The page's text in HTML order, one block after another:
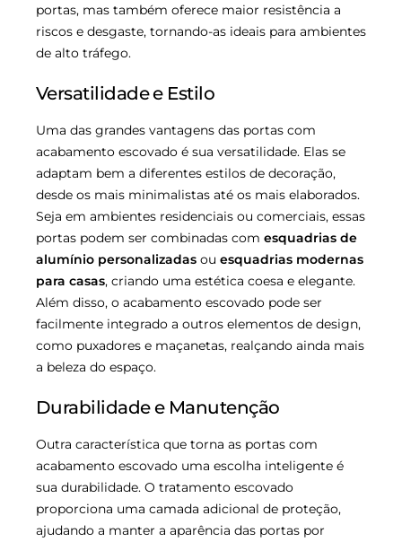
portas, mas também oferece maior resistência a
riscos e desgaste, tornando-as ideais para ambientes
de alto tráfego.
Versatilidade e Estilo
Uma das grandes vantagens das portas com
acabamento escovado é sua versatilidade. Elas se
adaptam bem a diferentes estilos de decoração,
desde os mais minimalistas até os mais elaborados.
Seja em ambientes residenciais ou comerciais, essas
portas podem ser combinadas com esquadrias de
alumínio personalizadas ou esquadrias modernas
para casas, criando uma estética coesa e elegante.
Além disso, o acabamento escovado pode ser
facilmente integrado a outros elementos de design,
como puxadores e maçanetas, realçando ainda mais
a beleza do espaço.
Durabilidade e Manutenção
Outra característica que torna as portas com
acabamento escovado uma escolha inteligente é
sua durabilidade. O tratamento escovado
proporciona uma camada adicional de proteção,
ajudando a manter a aparência das portas por